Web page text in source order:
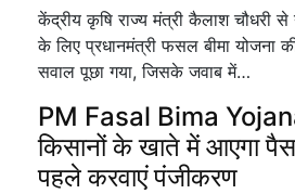
केंद्रीय कृषि राज्य मंत्री कैलाश चौधरी
के लिए प्रधानमंत्री फसल बीमा योजना
सवाल पूछा गया, जिसके जवाब में…
PM Fasal Bima
किसानों के खाते में आएगा
पहले करवाएं पंजीकरण